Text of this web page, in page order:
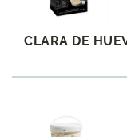
CLARA DE